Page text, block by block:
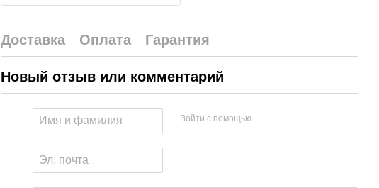
Доставка Оплата Гарантия
Новый отзыв или комментарий
Войти с помощью